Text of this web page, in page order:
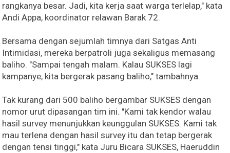
rangkanya besar. Jadi, kita kerja saat warga terlelap," kata
Andi Appa, koordinator relawan Barak 72.
Bersama dengan sejumlah timnya dari Satgas Anti
Intimidasi, mereka berpatroli juga sekaligus memasang
baliho. "Sampai tengah malam. Kalau SUKSES lagi
kampanye, kita bergerak pasang baliho," tambahnya.
Tak kurang dari 500 baliho bergambar SUKSES dengan
nomor urut dipasangan tim ini. "Kami tak kendor walau
hasil survey menunjukkan keunggulan SUKSES. Kami tak
mau terlena dengan hasil survey itu dan tetap bergerak
dengan tensi tinggi," kata Juru Bicara SUKSES, Haeruddin